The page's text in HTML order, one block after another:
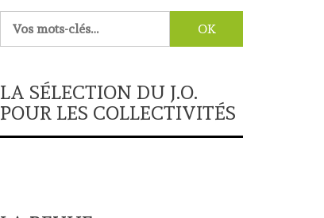
LA SÉLECTION DU J.O.
POUR LES COLLECTIVITÉS